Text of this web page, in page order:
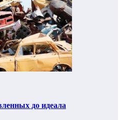
до идеала